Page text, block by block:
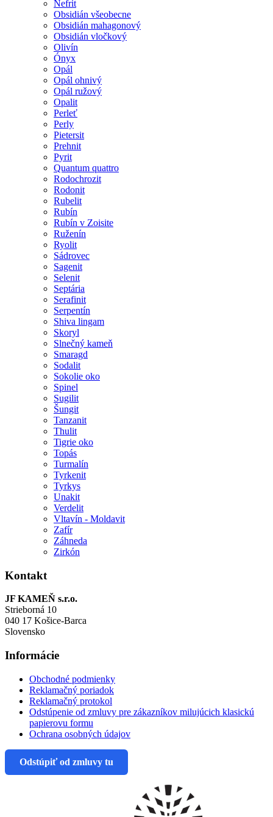
Nefrit
Obsidián všeobecne
Obsidián mahagonový
Obsidián vločkový
Olivín
Ónyx
Opál
Opál ohnivý
Opál ružový
Opalit
Perleť
Perly
Pietersit
Prehnit
Pyrit
Quantum quattro
Rodochrozit
Rodonit
Rubelit
Rubín
Rubín v Zoisite
Ruženín
Ryolit
Sádrovec
Sagenit
Selenit
Septária
Serafinit
Serpentín
Shiva lingam
Skoryl
Slnečný kameň
Smaragd
Sodalit
Sokolie oko
Spinel
Sugilit
Šungit
Tanzanit
Thulit
Tigrie oko
Topás
Turmalín
Tyrkenit
Tyrkys
Unakit
Verdelit
Vltavín - Moldavit
Zafír
Záhneda
Zirkón
Kontakt
JF KAMEŇ s.r.o.
Strieborná 10
040 17 Košice-Barca
Slovensko
Informácie
Obchodné podmienky
Reklamačný poriadok
Reklamačný protokol
Odstúpenie od zmluvy pre zákazníkov milujúcich klasickú
papierovu formu
Ochrana osobných údajov
Odstúpiť od zmluvy tu